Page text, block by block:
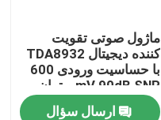
ماژول صوتی تقویت
کننده دیجیتال TDA8932
با حساسیت ورودی 600
mV 90dB SNR و توان
خروجی 3W
ارسال سؤال